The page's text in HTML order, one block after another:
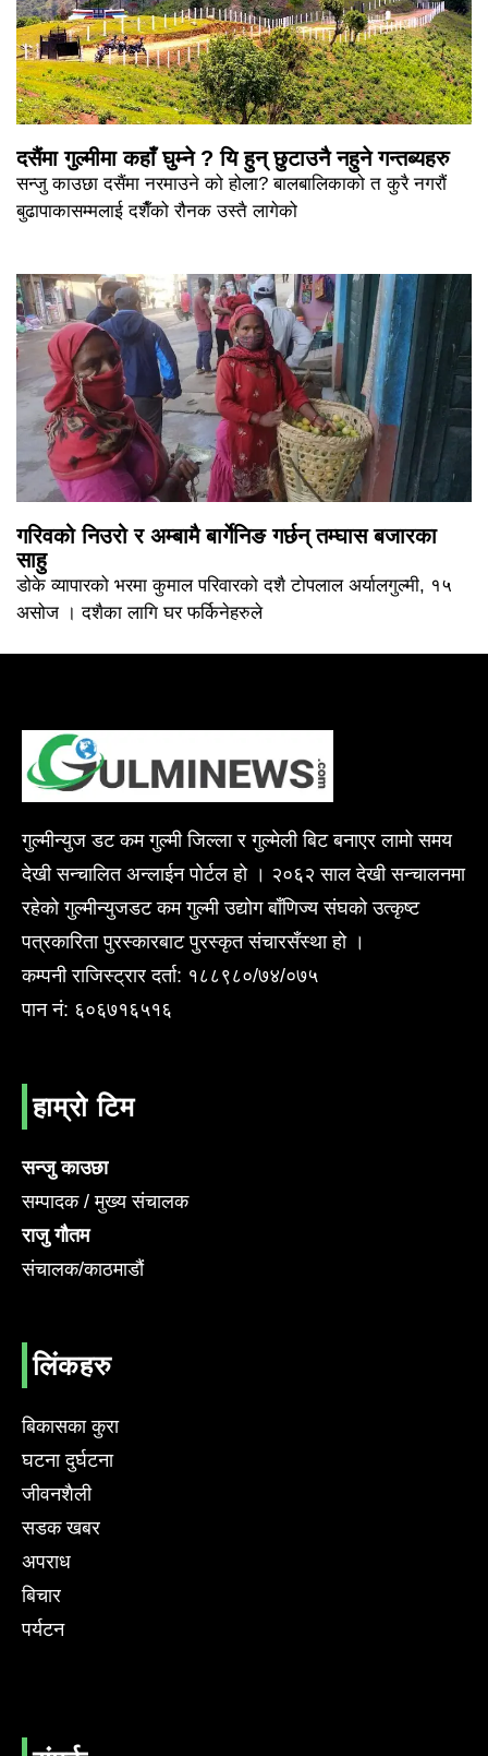
दसैंमा गुल्मीमा कहाँ घुम्ने ? यि हुन् छुटाउनै नहुने गन्तब्यहरु
सन्जु काउछा दसैंमा नरमाउने को होला? बालबालिकाको त कुरै नगरौं
बुढापाकासम्मलाई दशैँको रौनक उस्तै लागेको
गरिवको निउरो र अम्बामै बार्गेनिङ गर्छन् तम्घास बजारका
साहु
डोके व्यापारको भरमा कुमाल परिवारको दशै टोपलाल अर्यालगुल्मी, १५
असोज । दशैका लागि घर फर्किनेहरुले
गुल्मीन्युज डट कम गुल्मी जिल्ला र गुल्मेली बिट बनाएर लामो समय
देखी सन्चालित अन्लाईन पोर्टल हो । २०६२ साल देखी सन्चालनमा
रहेको गुल्मीन्युजडट कम गुल्मी उद्योग बाँणिज्य संघको उत्कृष्ट
पत्रकारिता पुरस्कारबाट पुरस्कृत संचारसँस्था हो ।
कम्पनी राजिस्ट्रार दर्ता: १८८९८०/७४/०७५
पान नं: ६०६७१६५१६
हाम्रो टिम
सन्जु काउछा
सम्पादक / मुख्य संचालक
राजु गौतम
संचालक/काठमाडौं
लिंकहरु
बिकासका कुरा
घटना दुर्घटना
जीवनशैली
सडक खबर
अपराध
बिचार
पर्यटन